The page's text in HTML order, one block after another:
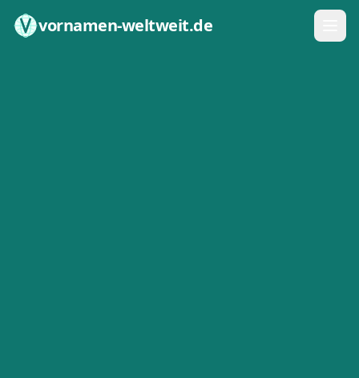
vornamen-weltweit.de